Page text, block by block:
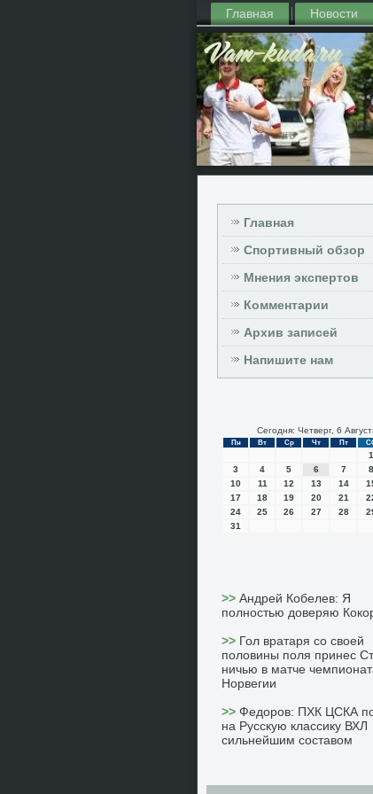
Главная Новости
Главная
Спортивный обзор
Мнения экспертов
Комментарии
Архив записей
Напишите нам
Сегодня: Четверг, 6
Пн Вт Ср Чт Пт
1
3
4 5 6 7 8
10
11 12 13 14
17
18 19 20 21
24
25 26 27 28
31
>> Андрей Кобелев: Я
полностью доверяю
>> Гол вратаря со своей
половины поля принес
ничью в матче
Норвегии
>> Федоров: ПХК ЦСКА
на Русскую классику ВХЛ
сильнейшим составом